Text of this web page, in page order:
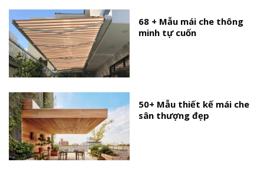
68 + Mẫu mái che thông
minh tự cuốn
50+ Mẫu thiết kế mái che
sân thượng đẹp